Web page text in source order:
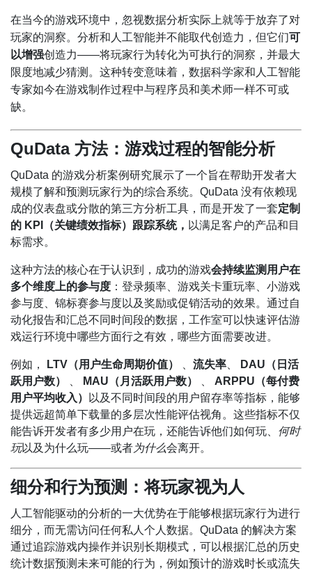
在当今的游戏环境中，忽视数据分析实际上就等于放弃了对
玩家的洞察。分析和人工智能并不能取代创造力，但它们可
以增强创造力——将玩家行为转化为可执行的洞察，并最大
限度地减少猜测。这种转变意味着，数据科学家和人工智能
专家如今在游戏制作过程中与程序员和美术师一样不可或
缺。
QuData 方法：游戏过程的智能分析
QuData 的游戏分析案例研究展示了一个旨在帮助开发者大
规模了解和预测玩家行为的综合系统。QuData 没有依赖现
成的仪表盘或分散的第三方分析工具，而是开发了一套定制
的 KPI（关键绩效指标）跟踪系统， 以满足客户的产品和目
标需求。
这种方法的核心在于认识到，成功的游戏会持续监测用户在
多个维度上的参与度 ：登录频率、游戏关卡重玩率、小游戏
参与度、锦标赛参与度以及奖励或促销活动的效果。通过自
动化报告和汇总不同时间段的数据，工作室可以快速评估游
戏运行环境中哪些方面行之有效，哪些方面需要改进。
例如， LTV（用户生命周期价值） 流失率
DAU（日活
跃用户数）
MAU（月活跃用户数）
ARPPU（每付费
用户平均收入）
以及不同时间段的用户留存率等指标，能够
提供远超简单下载量的多层次性能评估视角。这些指标不仅
能告诉开发者有多少用户在玩，还能告诉他们如何玩、 何时
玩以及为什么玩——或者为什么会离开。
细分和行为预测：将玩家视为人
人工智能驱动的分析的一大优势在于能够根据玩家行为进行
细分，而无需访问任何私人个人数据。QuData 的解决方案
通过追踪游戏内操作并识别长期模式，可以根据汇总的历史
统计数据预测未来可能的行为，例如预计的游戏时长或流失